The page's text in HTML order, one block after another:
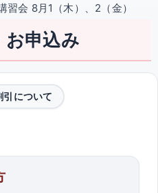
会 8月1（木）、2（金）
お申込み
引について